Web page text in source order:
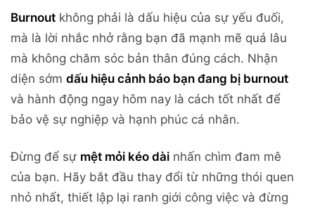
Burnout không phải là dấu hiệu của sự yếu đuối,
mà là lời nhắc nhở rằng bạn đã mạnh mẽ quá lâu
mà không chăm sóc bản thân đúng cách. Nhận
diện sớm dấu hiệu cảnh báo bạn đang bị burnout
và hành động ngay hôm nay là cách tốt nhất để
bảo vệ sự nghiệp và hạnh phúc cá nhân.
Đừng để sự mệt mỏi kéo dài nhấn chìm đam mê
của bạn. Hãy bắt đầu thay đổi từ những thói quen
nhỏ nhất, thiết lập lại ranh giới công việc và đừng